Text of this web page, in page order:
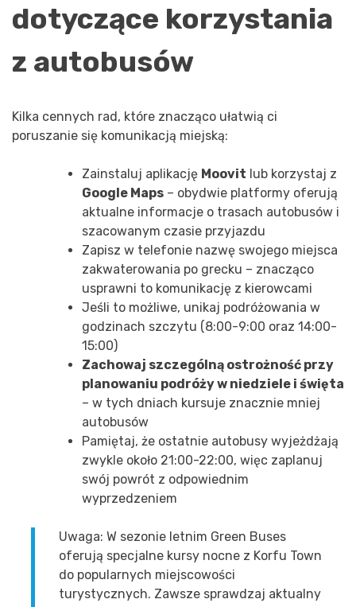
dotyczące korzystania
z autobusów
Kilka cennych rad, które znacząco ułatwią ci
poruszanie się komunikacją miejską:
Zainstaluj aplikację Moovit lub korzystaj z
Google Maps – obydwie platformy oferują
aktualne informacje o trasach autobusów i
szacowanym czasie przyjazdu
Zapisz w telefonie nazwę swojego miejsca
zakwaterowania po grecku – znacząco
usprawni to komunikację z kierowcami
Jeśli to możliwe, unikaj podróżowania w
godzinach szczytu (8:00-9:00 oraz 14:00-
15:00)
Zachowaj szczególną ostrożność przy
planowaniu podróży w niedziele i święta
– w tych dniach kursuje znacznie mniej
autobusów
Pamiętaj, że ostatnie autobusy wyjeżdżają
zwykle około 21:00-22:00, więc zaplanuj
swój powrót z odpowiednim
wyprzedzeniem
Uwaga: W sezonie letnim Green Buses
oferują specjalne kursy nocne z Korfu Town
do popularnych miejscowości
turystycznych. Zawsze sprawdzaj aktualny